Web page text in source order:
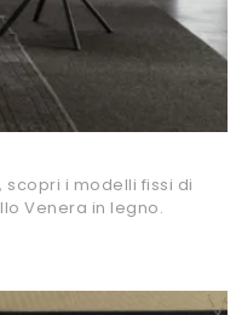
i modelli fissi di
Venera in legno.